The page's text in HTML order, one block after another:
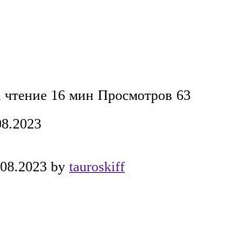
16 мин Просмотров 63
by tauroskiff